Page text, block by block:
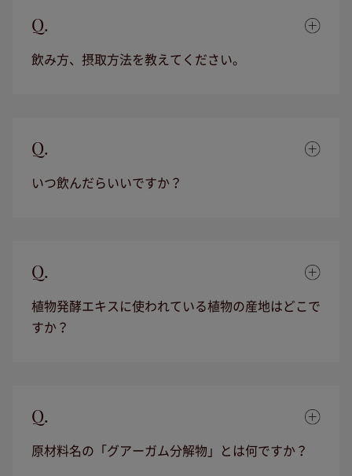
Q.
飲み方、摂取方法を教えてください。
Q.
いつ飲んだらいいですか？
Q.
植物発酵エキスに使われている植物の産地はどこで
すか？
Q.
原材料名の「グアーガム分解物」とは何ですか？